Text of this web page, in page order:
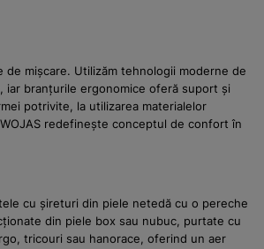
mișcare. Utilizăm tehnologii moderne de
branțurile ergonomice oferă suport și
potrivite, la utilizarea materialelor
redefinește conceptul de confort în
cu șireturi din piele netedă cu o pereche
din piele box sau nubuc, purtate cu
tricouri sau hanorace, oferind un aer